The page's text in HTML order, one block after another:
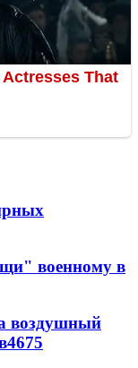
военному в
воздушный
4675